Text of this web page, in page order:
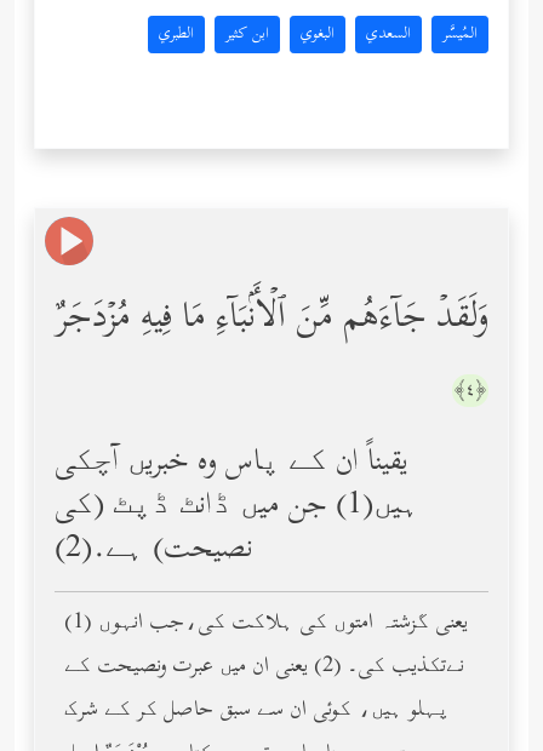
المُيسَّر السعدي البغوي ابن كثير الطبري
وَلَقَدۡ جَاۤءَهُم مِّنَ ٱلۡأَنۢبَاۤءِ مَا فِیهِ مُزۡدَجَرٌ
﴿٤﴾
یقیناً ان کے پاس وه خبریں آچکی
ہیں(1) جن میں ڈانٹ ڈپٹ (کی
نصیحت) ہے.(2)
(1) یعنی گزشتہ امتوں کی ہلاکت کی،جب انہوں
نےتکذیب کی۔ (2) یعنی ان میں عبرت ونصیحت کے
پہلو ہیں، کوئی ان سے سبق حاصل کر کے شرک